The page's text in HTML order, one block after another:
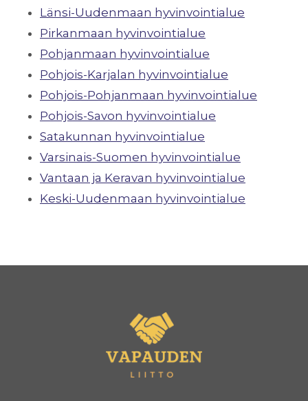
Länsi-Uudenmaan hyvinvointialue
Pirkanmaan hyvinvointialue
Pohjanmaan hyvinvointialue
Pohjois-Karjalan hyvinvointialue
Pohjois-Pohjanmaan hyvinvointialue
Pohjois-Savon hyvinvointialue
Satakunnan hyvinvointialue
Varsinais-Suomen hyvinvointialue
Vantaan ja Keravan hyvinvointialue
Keski-Uudenmaan hyvinvointialue